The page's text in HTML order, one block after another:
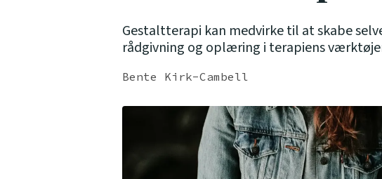
Gestaltterapi kan medvirke til at skabe
rådgivning og oplæring i terapiens
Bente Kirk-Cambell